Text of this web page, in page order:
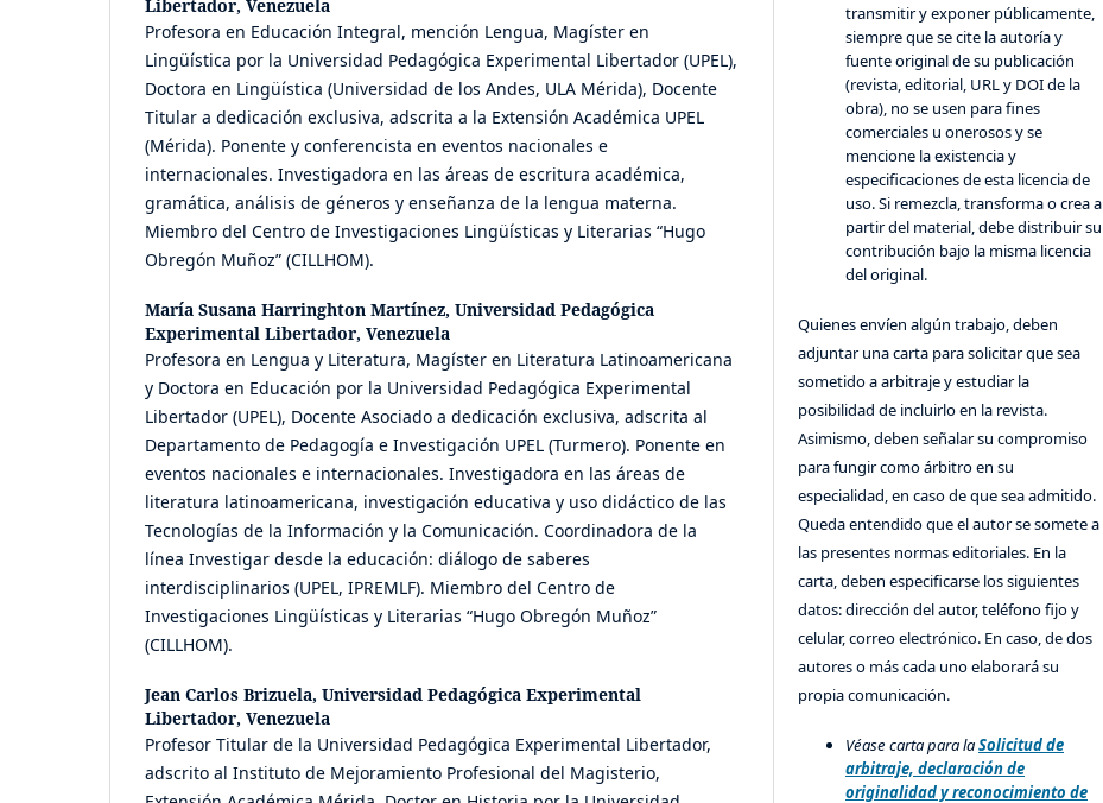
Libertador, Venezuela
Profesora en Educación Integral, mención Lengua, Magíster en
Lingüística por la Universidad Pedagógica Experimental Libertador (UPEL),
Doctora en Lingüística (Universidad de los Andes, ULA Mérida), Docente
Titular a dedicación exclusiva, adscrita a la Extensión Académica UPEL
(Mérida). Ponente y conferencista en eventos nacionales e
internacionales. Investigadora en las áreas de escritura académica,
gramática, análisis de géneros y enseñanza de la lengua materna.
Miembro del Centro de Investigaciones Lingüísticas y Literarias “Hugo
Obregón Muñoz” (CILLHOM).
María Susana Harringhton Martínez, Universidad Pedagógica
Experimental Libertador, Venezuela
Profesora en Lengua y Literatura, Magíster en Literatura Latinoamericana
y Doctora en Educación por la Universidad Pedagógica Experimental
Libertador (UPEL), Docente Asociado a dedicación exclusiva, adscrita al
Departamento de Pedagogía e Investigación UPEL (Turmero). Ponente en
eventos nacionales e internacionales. Investigadora en las áreas de
literatura latinoamericana, investigación educativa y uso didáctico de las
Tecnologías de la Información y la Comunicación. Coordinadora de la
línea Investigar desde la educación: diálogo de saberes
interdisciplinarios (UPEL, IPREMLF). Miembro del Centro de
Investigaciones Lingüísticas y Literarias “Hugo Obregón Muñoz”
(CILLHOM).
Jean Carlos Brizuela, Universidad Pedagógica Experimental
Libertador, Venezuela
Profesor Titular de la Universidad Pedagógica Experimental Libertador,
adscrito al Instituto de Mejoramiento Profesional del Magisterio,
transmitir y exponer públicamente,
siempre que se cite la autoría y
fuente original de su publicación
(revista, editorial, URL y DOI de la
obra), no se usen para fines
comerciales u onerosos y se
mencione la existencia y
especificaciones de esta licencia de
uso. Si remezcla, transforma o crea a
partir del material, debe distribuir su
contribución bajo la misma licencia
del original.
Quienes envíen algún trabajo, deben
adjuntar una carta para solicitar que sea
sometido a arbitraje y estudiar la
posibilidad de incluirlo en la revista.
Asimismo, deben señalar su compromiso
para fungir como árbitro en su
especialidad, en caso de que sea admitido.
Queda entendido que el autor se somete a
las presentes normas editoriales. En la
carta, deben especificarse los siguientes
datos: dirección del autor, teléfono fijo y
celular, correo electrónico. En caso, de dos
autores o más cada uno elaborará su
propia comunicación.
Véase carta para laSolicitud de
arbitraje, declaración de
originalidad y reconocimiento de